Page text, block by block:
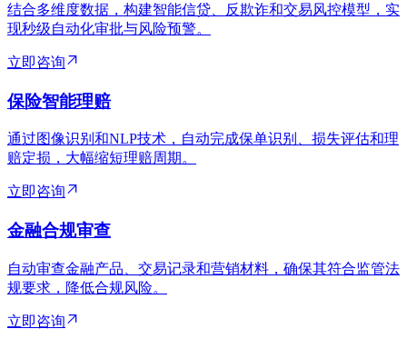
结合多维度数据，构建智能信贷、反欺诈和交易风控模型，实
现秒级自动化审批与风险预警。
立即咨询
保险智能理赔
通过图像识别和NLP技术，自动完成保单识别、损失评估和理
赔定损，大幅缩短理赔周期。
立即咨询
金融合规审查
自动审查金融产品、交易记录和营销材料，确保其符合监管法
规要求，降低合规风险。
立即咨询